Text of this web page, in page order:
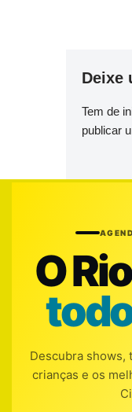
Deixe
Tem de
publicar
O
Descubra shows,
crianças e os